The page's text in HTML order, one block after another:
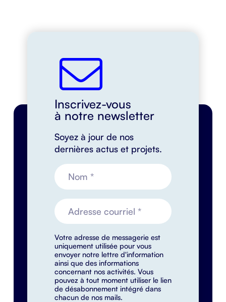
Inscrivez-vous
à notre newsletter
Soyez à jour de nos
dernières actus et projets.
Votre adresse de messagerie est
uniquement utilisée pour vous
envoyer notre lettre d'information
ainsi que des informations
concernant nos activités. Vous
pouvez à tout moment utiliser le lien
de désabonnement intégré dans
chacun de nos mails.